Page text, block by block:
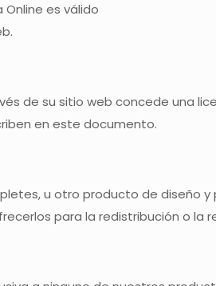
es válido
de su sitio web concede una
en este documento.
u otro producto de diseño
para la redistribución o la